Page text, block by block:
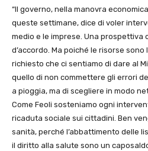
“Il governo, nella manovra
queste settimane, dice di voler
medio e le imprese. Una prospettiva
d’accordo. Ma poiché le risorse
richiesto che ci sentiamo di dare al
quello di non commettere gli errori
a pioggia, ma di scegliere in modo
Come Feoli sosteniamo ogni
ricaduta sociale sui cittadini. Ben
sanità, perché l’abbattimento delle
il diritto alla salute sono un